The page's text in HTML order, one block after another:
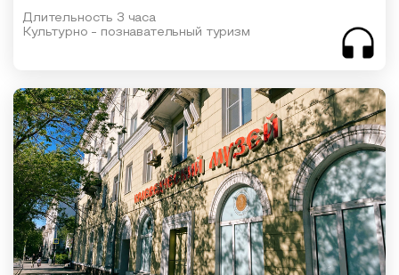
Длительность 3 часа
Культурно - познавательный туризм